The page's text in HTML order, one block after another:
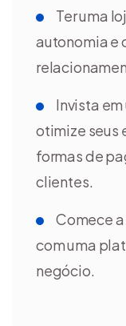
Ter uma
autonomia e
Invista
otimize seus
formas de
clientes.
Comece
com uma
negócio.